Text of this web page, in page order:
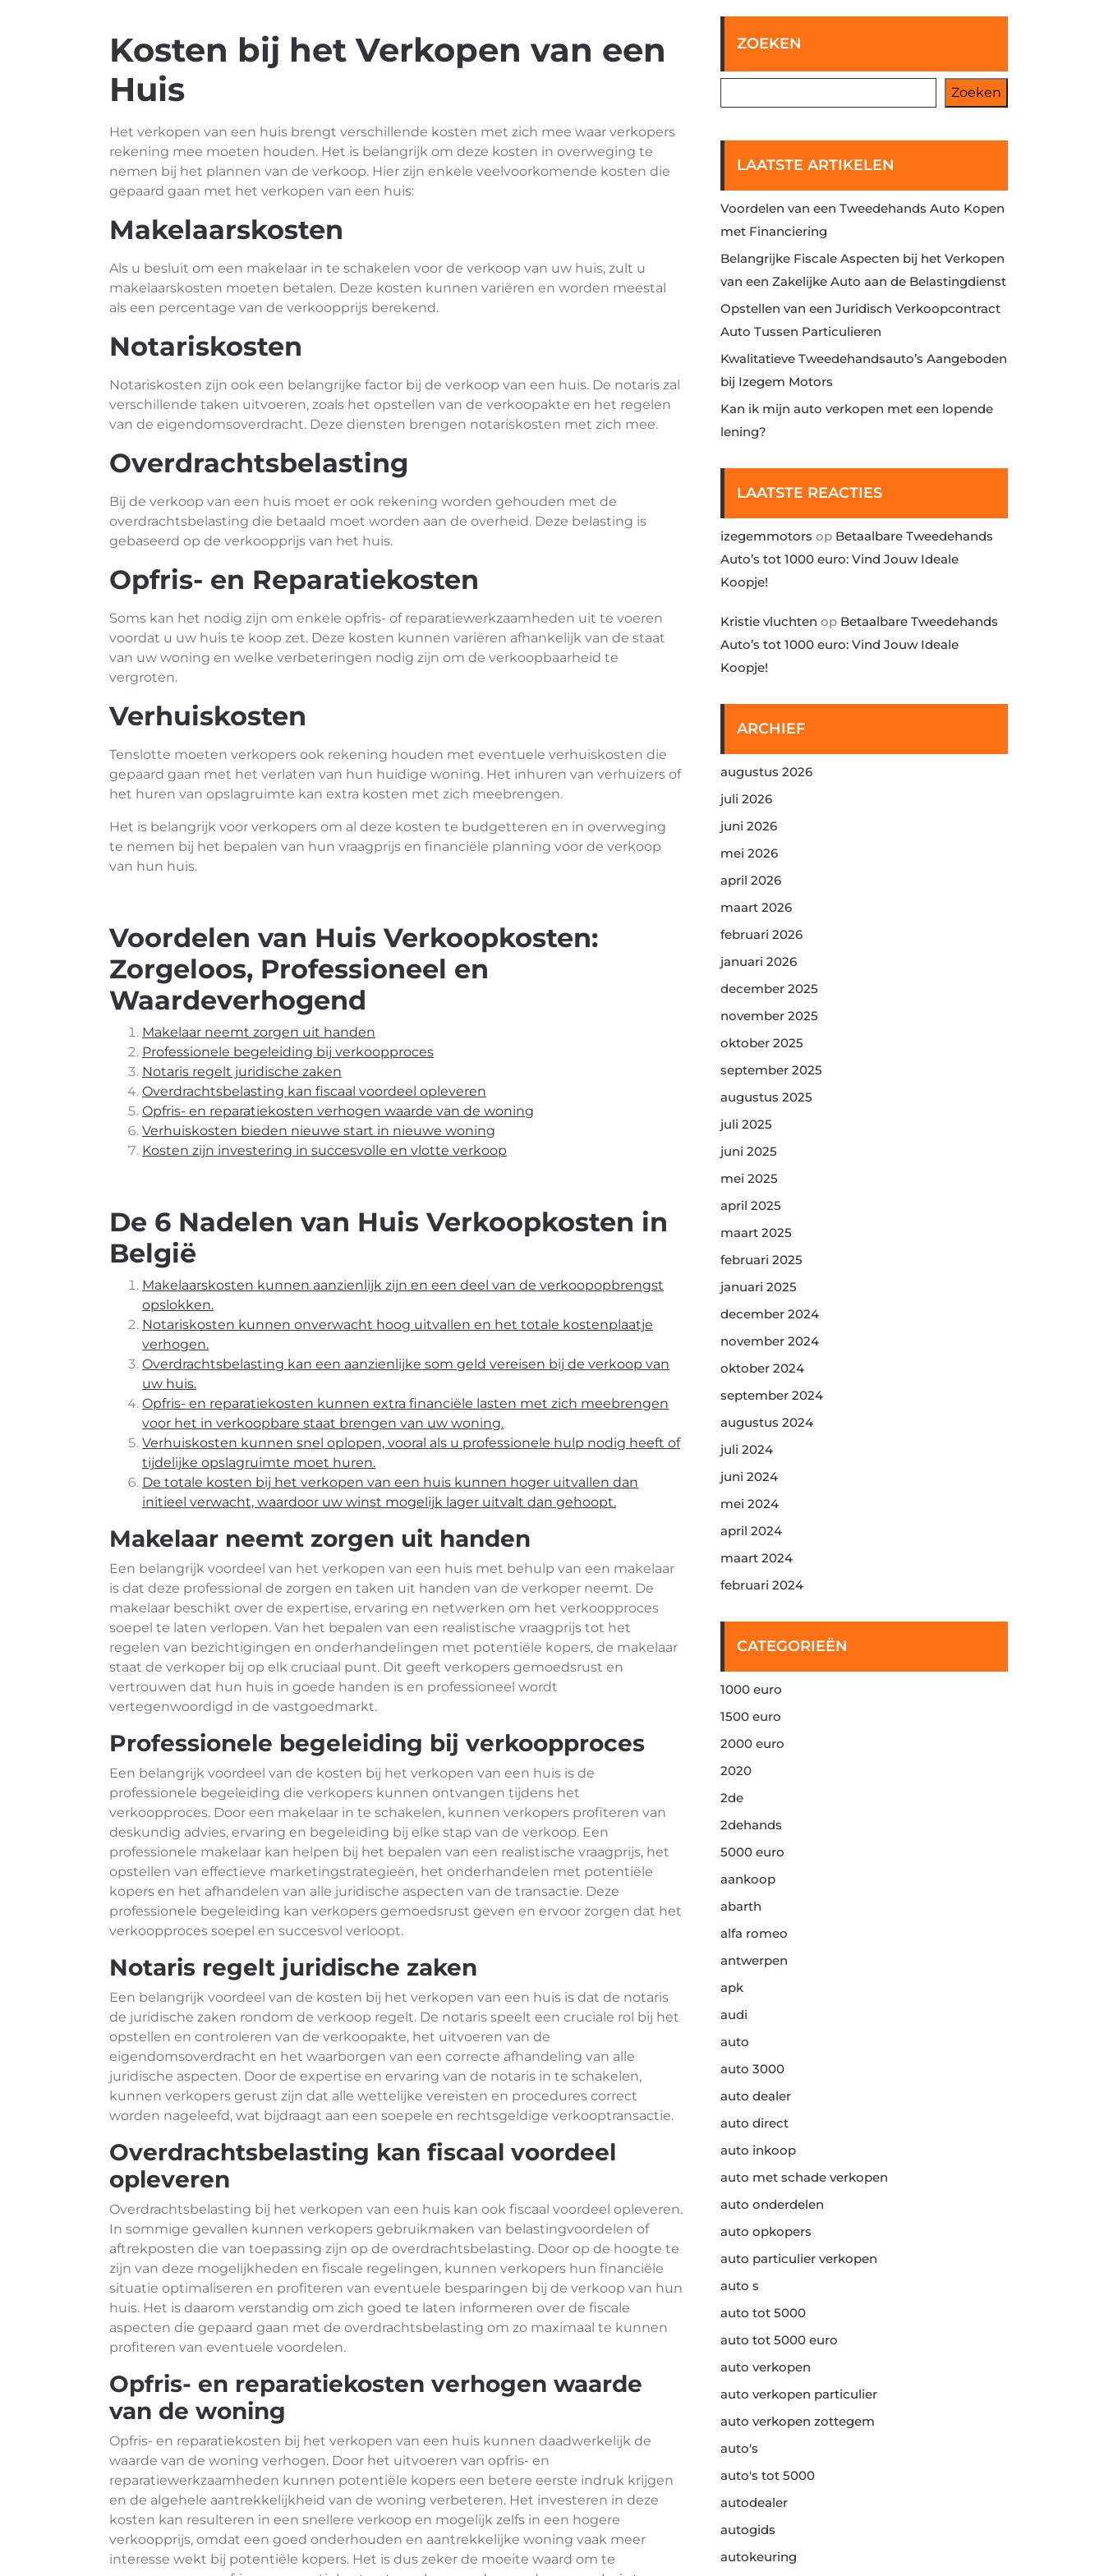
Kosten bij het Verkopen van een
Huis
Het verkopen van een huis brengt verschillende kosten met zich mee waar verkopers
rekening mee moeten houden. Het is belangrijk om deze kosten in overweging te
nemen bij het plannen van de verkoop. Hier zijn enkele veelvoorkomende kosten die
gepaard gaan met het verkopen van een huis:
Makelaarskosten
Als u besluit om een makelaar in te schakelen voor de verkoop van uw huis, zult u
makelaarskosten moeten betalen. Deze kosten kunnen variëren en worden meestal
als een percentage van de verkoopprijs berekend.
Notariskosten
Notariskosten zijn ook een belangrijke factor bij de verkoop van een huis. De notaris zal
verschillende taken uitvoeren, zoals het opstellen van de verkoopakte en het regelen
van de eigendomsoverdracht. Deze diensten brengen notariskosten met zich mee.
Overdrachtsbelasting
Bij de verkoop van een huis moet er ook rekening worden gehouden met de
overdrachtsbelasting die betaald moet worden aan de overheid. Deze belasting is
gebaseerd op de verkoopprijs van het huis.
Opfris- en Reparatiekosten
Soms kan het nodig zijn om enkele opfris- of reparatiewerkzaamheden uit te voeren
voordat u uw huis te koop zet. Deze kosten kunnen variëren afhankelijk van de staat
van uw woning en welke verbeteringen nodig zijn om de verkoopbaarheid te
vergroten.
Verhuiskosten
Tenslotte moeten verkopers ook rekening houden met eventuele verhuiskosten die
gepaard gaan met het verlaten van hun huidige woning. Het inhuren van verhuizers of
het huren van opslagruimte kan extra kosten met zich meebrengen.
Het is belangrijk voor verkopers om al deze kosten te budgetteren en in overweging
te nemen bij het bepalen van hun vraagprijs en financiële planning voor de verkoop
van hun huis.
Voordelen van Huis Verkoopkosten:
Zorgeloos, Professioneel en
Waardeverhogend
Makelaar neemt zorgen uit handen
Professionele begeleiding bij verkoopproces
Notaris regelt juridische zaken
Overdrachtsbelasting kan fiscaal voordeel opleveren
Opfris- en reparatiekosten verhogen waarde van de woning
Verhuiskosten bieden nieuwe start in nieuwe woning
Kosten zijn investering in succesvolle en vlotte verkoop
De 6 Nadelen van Huis Verkoopkosten in
België
Makelaarskosten kunnen aanzienlijk zijn en een deel van de verkoopopbrengst
opslokken.
Notariskosten kunnen onverwacht hoog uitvallen en het totale kostenplaatje
verhogen.
Overdrachtsbelasting kan een aanzienlijke som geld vereisen bij de verkoop van
uw huis.
Opfris- en reparatiekosten kunnen extra financiële lasten met zich meebrengen
voor het in verkoopbare staat brengen van uw woning.
Verhuiskosten kunnen snel oplopen, vooral als u professionele hulp nodig heeft of
tijdelijke opslagruimte moet huren.
De totale kosten bij het verkopen van een huis kunnen hoger uitvallen dan
initieel verwacht, waardoor uw winst mogelijk lager uitvalt dan gehoopt.
Makelaar neemt zorgen uit handen
Een belangrijk voordeel van het verkopen van een huis met behulp van een makelaar
is dat deze professional de zorgen en taken uit handen van de verkoper neemt. De
makelaar beschikt over de expertise, ervaring en netwerken om het verkoopproces
soepel te laten verlopen. Van het bepalen van een realistische vraagprijs tot het
regelen van bezichtigingen en onderhandelingen met potentiële kopers, de makelaar
staat de verkoper bij op elk cruciaal punt. Dit geeft verkopers gemoedsrust en
vertrouwen dat hun huis in goede handen is en professioneel wordt
vertegenwoordigd in de vastgoedmarkt.
Professionele begeleiding bij verkoopproces
Een belangrijk voordeel van de kosten bij het verkopen van een huis is de
professionele begeleiding die verkopers kunnen ontvangen tijdens het
verkoopproces. Door een makelaar in te schakelen, kunnen verkopers profiteren van
deskundig advies, ervaring en begeleiding bij elke stap van de verkoop. Een
professionele makelaar kan helpen bij het bepalen van een realistische vraagprijs, het
opstellen van effectieve marketingstrategieën, het onderhandelen met potentiële
kopers en het afhandelen van alle juridische aspecten van de transactie. Deze
professionele begeleiding kan verkopers gemoedsrust geven en ervoor zorgen dat het
verkoopproces soepel en succesvol verloopt.
Notaris regelt juridische zaken
Een belangrijk voordeel van de kosten bij het verkopen van een huis is dat de notaris
de juridische zaken rondom de verkoop regelt. De notaris speelt een cruciale rol bij het
opstellen en controleren van de verkoopakte, het uitvoeren van de
eigendomsoverdracht en het waarborgen van een correcte afhandeling van alle
juridische aspecten. Door de expertise en ervaring van de notaris in te schakelen,
kunnen verkopers gerust zijn dat alle wettelijke vereisten en procedures correct
worden nageleefd, wat bijdraagt aan een soepele en rechtsgeldige verkooptransactie.
Overdrachtsbelasting kan fiscaal voordeel
opleveren
Overdrachtsbelasting bij het verkopen van een huis kan ook fiscaal voordeel opleveren.
In sommige gevallen kunnen verkopers gebruikmaken van belastingvoordelen of
aftrekposten die van toepassing zijn op de overdrachtsbelasting. Door op de hoogte te
zijn van deze mogelijkheden en fiscale regelingen, kunnen verkopers hun financiële
situatie optimaliseren en profiteren van eventuele besparingen bij de verkoop van hun
huis. Het is daarom verstandig om zich goed te laten informeren over de fiscale
aspecten die gepaard gaan met de overdrachtsbelasting om zo maximaal te kunnen
profiteren van eventuele voordelen.
Opfris- en reparatiekosten verhogen waarde
van de woning
Opfris- en reparatiekosten bij het verkopen van een huis kunnen daadwerkelijk de
waarde van de woning verhogen. Door het uitvoeren van opfris- en
reparatiewerkzaamheden kunnen potentiële kopers een betere eerste indruk krijgen
en de algehele aantrekkelijkheid van de woning verbeteren. Het investeren in deze
kosten kan resulteren in een snellere verkoop en mogelijk zelfs in een hogere
verkoopprijs, omdat een goed onderhouden en aantrekkelijke woning vaak meer
interesse wekt bij potentiële kopers. Het is dus zeker de moeite waard om te
ZOEKEN
Zoeken
LAATSTE ARTIKELEN
Voordelen van een Tweedehands Auto Kopen
met Financiering
Belangrijke Fiscale Aspecten bij het Verkopen
van een Zakelijke Auto aan de Belastingdienst
Opstellen van een Juridisch Verkoopcontract
Auto Tussen Particulieren
Kwalitatieve Tweedehandsauto’s Aangeboden
bij Izegem Motors
Kan ik mijn auto verkopen met een lopende
lening?
LAATSTE REACTIES
izegemmotors op Betaalbare Tweedehands
Auto’s tot 1000 euro: Vind Jouw Ideale
Koopje!
Kristie vluchten op Betaalbare Tweedehands
Auto’s tot 1000 euro: Vind Jouw Ideale
Koopje!
ARCHIEF
augustus 2026
juli 2026
juni 2026
mei 2026
april 2026
maart 2026
februari 2026
januari 2026
december 2025
november 2025
oktober 2025
september 2025
augustus 2025
juli 2025
juni 2025
mei 2025
april 2025
maart 2025
februari 2025
januari 2025
december 2024
november 2024
oktober 2024
september 2024
augustus 2024
juli 2024
juni 2024
mei 2024
april 2024
maart 2024
februari 2024
CATEGORIEËN
1000 euro
1500 euro
2000 euro
2020
2de
2dehands
5000 euro
aankoop
abarth
alfa romeo
antwerpen
apk
audi
auto
auto 3000
auto dealer
auto direct
auto inkoop
auto met schade verkopen
auto onderdelen
auto opkopers
auto particulier verkopen
auto s
auto tot 5000
auto tot 5000 euro
auto verkopen
auto verkopen particulier
auto verkopen zottegem
auto's
auto's tot 5000
autodealer
autogids
autokeuring